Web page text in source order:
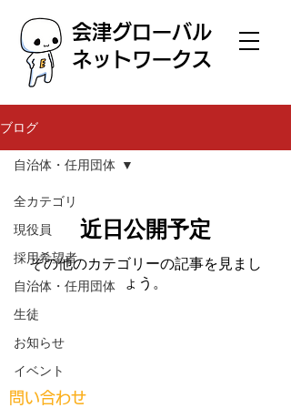
会津グローバル
ネットワークス
ブログ
全カテゴリ
現役員
採用希望者
自治体・任用団体
生徒
お知らせ
イベント
自治体・任用団体
近日公開予定
その他のカテゴリーの記事を見まし
ょう。
問い合わせ